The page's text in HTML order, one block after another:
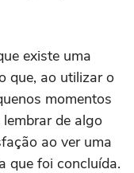
existe uma
que, ao utilizar o
momentos
de algo
ao ver uma
que foi concluída.